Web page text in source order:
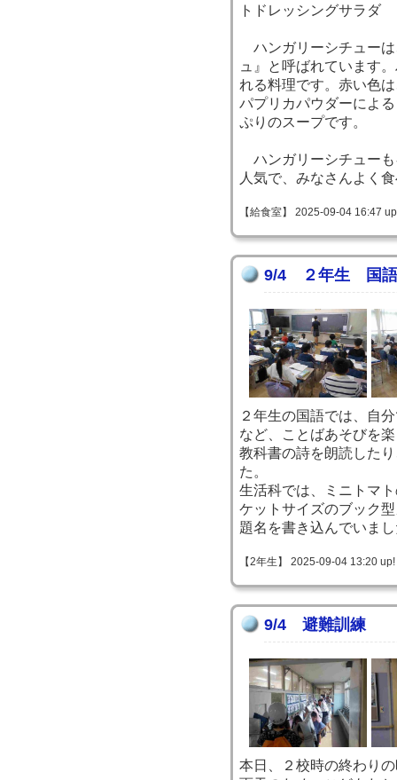
トドレッシングサラダ
ハンガリーシチューは
ュ』と呼ばれています
れる料理です。赤い色
パプリカパウダーによ
ぷりのスープです。
ハンガリーシチューも
人気で、みなさんよく
【給食室】 2025-09-04 16:47
9/4 ２年生 国
２年生の国語では、自
など、ことばあそびを
教科書の詩を朗読した
た。
生活科では、ミニトマ
ケットサイズのブック
題名を書き込んでいま
【2年生】 2025-09-04 13:20 up!
9/4 避難訓練
本日、２校時の終わり